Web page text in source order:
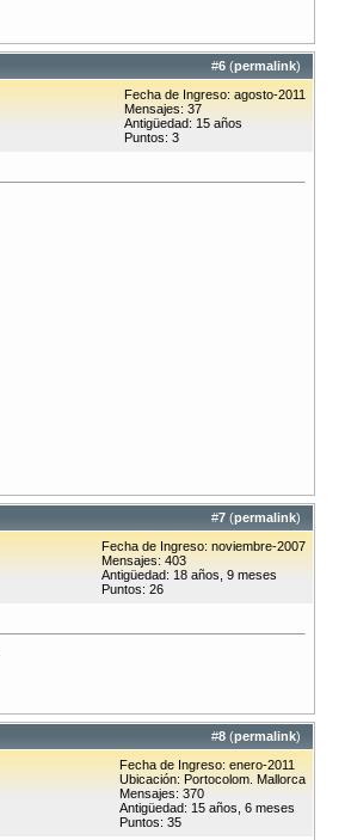
#6 (permalink)
Fecha de Ingreso: agosto-2011
Mensajes: 37
Antigüedad: 15 años
Puntos: 3
#7 (permalink)
Fecha de Ingreso: noviembre-2007
Mensajes: 403
Antigüedad: 18 años, 9 meses
Puntos: 26
#8 (permalink)
Fecha de Ingreso: enero-2011
Ubicación: Portocolom. Mallorca
Mensajes: 370
Antigüedad: 15 años, 6 meses
Puntos: 35